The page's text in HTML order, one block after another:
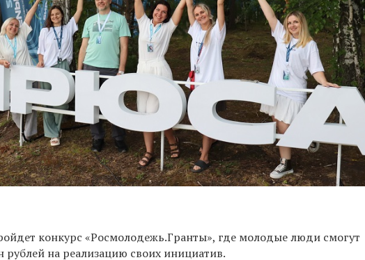
конкурс «Росмолодежь.Гранты», где молодые люди смогут
рублей на реализацию своих инициатив.